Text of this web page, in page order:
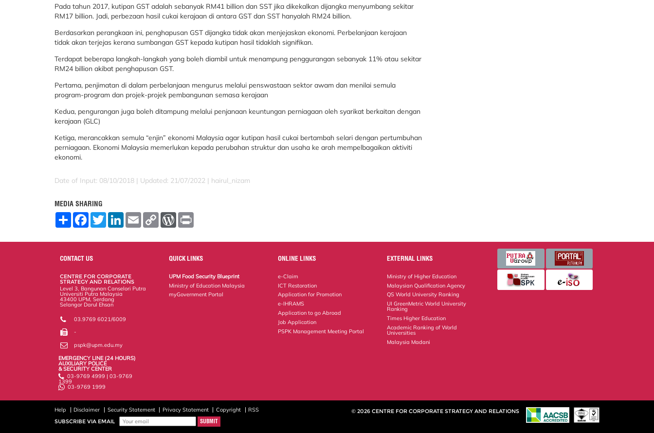
Pada tahun 2017, kutipan GST adalah sebanyak RM41 billion dan SST jika dikekalkan dijangka menyumbang sekitar
RM17 billion. Jadi, perbezaan hasil cukai kerajaan di antara GST dan SST hanyalah RM24 billion.
Berdasarkan perangkaan ini, penghapusan GST dijangka tidak akan menjejaskan ekonomi. Perbelanjaan kerajaan
tidak akan terjejas kerana sumbangan GST kepada kutipan hasil tidaklah signifikan.
Terdapat beberapa langkah-langkah yang boleh diambil untuk menampung penggurangan sebanyak 11% atau sekitar
RM24 billion akibat penghapusan GST.
Pertama, penjimatan di dalam perbelanjaan mengurus melalui penswastaan sektor awam dan menilai semula
program-program dan projek-projek pembangunan semasa kerajaan
Kedua, pengurangan juga boleh ditampung melalui penjanaan keuntungan perniagaan oleh syarikat berkaitan dengan
kerajaan (GLC)
Ketiga, merancakkan semula “enjin” ekonomi Malaysia agar kutipan hasil cukai bertambah selari dengan pertumbuhan
perniagaan. Ekonomi Malaysia memerlukan kepada perubahan struktur dan usaha ke arah mempelbagaikan aktiviti
ekonomi.
Date of Input: 08/10/2018 | Updated: 21/07/2022 | hairul_nizam
MEDIA SHARING
S
F
o
o
T
w
L
E
m
C
W
r
e
s
CONTACT US
CENTRE FOR CORPORATE
STRATEGY AND RELATIONS
Level 3, Bangunan Canselori Putra
Universiti Putra Malaysia
43400 UPM, Serdang
Selangor Darul Ehsan
03.9769 6021/6009
-
pspk@upm.edu.my
EMERGENCY LINE (24 HOURS)
AUXILIARY POLICE
& SECURITY CENTER
03-9769 4999 | 03-9769
1399
03-9769 1999
QUICK LINKS
UPM Food Security Blueprint
Ministry of Education Malaysia
myGovernment Portal
ONLINE LINKS
e-Claim
ICT Restoration
Application for Promotion
e-IHRAMS
Application to go Abroad
Job Application
PSPK Management Meeting Portal
EXTERNAL LINKS
Ministry of Higher Education
Malaysian Qualification Agency
QS World University Ranking
UI GreenMetric World University
Ranking
Times Higher Education
Academic Ranking of World
Universities
Malaysia Madani
Help Disclaimer Security Statement Privacy Statement Copyright
RSS
SUBSCRIBE VIA EMAIL
© 2026 CENTRE FOR CORPORATE STRATEGY AND RELATIONS